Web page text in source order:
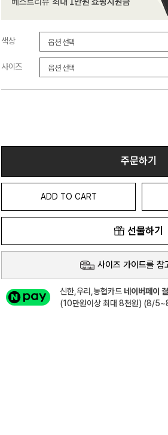
색상
사이즈
주문하기
ADD TO CART
선물하기
사이즈 가이드를 참
신한,우리,농협카드 네이버페이
(10만원이상 최대 8천원) (8/